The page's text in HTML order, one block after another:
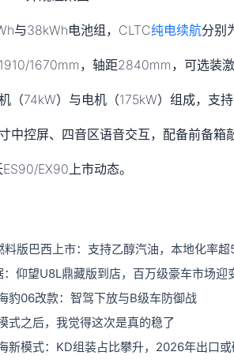
与38kWh电池组，CLTC纯电续航分别
1670mm，轴距2840mm，可选装
（74kW）与电机（175kW）组成，支
中控屏、四音区语音交互，配备前备箱
EX90上市动态。
料版巴西上市：支持乙醇汽油，本地化率超
仰望U8L鼎藏版到店，百万级豪车市场迎
豹06改款：智驾下放与B级车防御战
式之后，我觉得这次是真的稳了
新模式：KD组装占比攀升，2026年出口